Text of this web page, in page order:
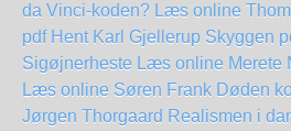
da Vinci-koden? Læs online
pdf Hent Karl Gjellerup Skyggen
Sigøjnerheste Læs online Merete
Læs online Søren Frank Døden
Jørgen Thorgaard Realismen i